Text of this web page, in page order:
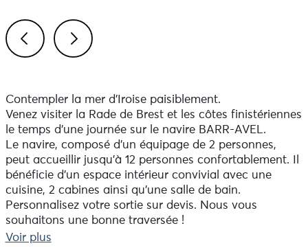
Contempler la mer d'Iroise paisiblement.
Venez visiter la Rade de Brest et les côtes finistériennes
le temps d'une journée sur le navire BARR-AVEL.
Le navire, composé d'un équipage de 2 personnes,
peut accueillir jusqu'à 12 personnes confortablement. Il
bénéficie d'un espace intérieur convivial avec une
cuisine, 2 cabines ainsi qu'une salle de bain.
Personnalisez votre sortie sur devis. Nous vous
souhaitons une bonne traversée !
Voir plus